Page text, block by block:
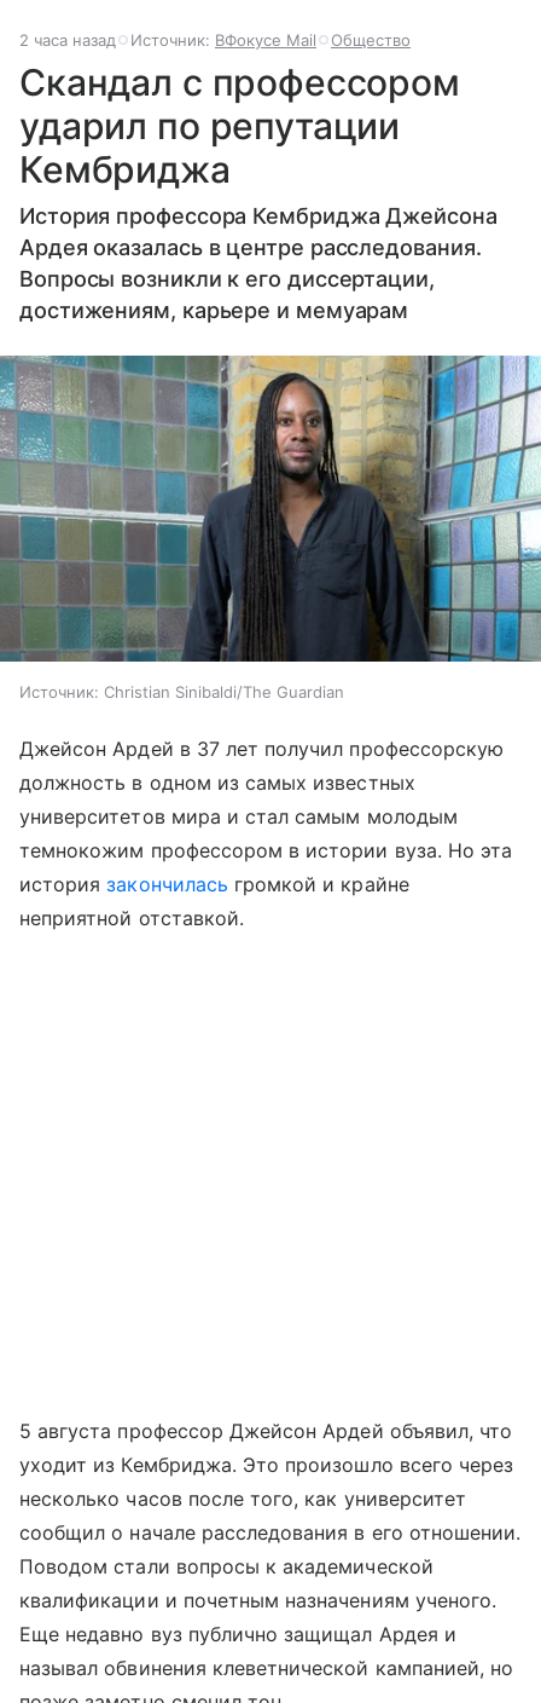
2 часа назад Источник: ВФокусе Mail Общество
Скандал с профессором
ударил по репутации
Кембриджа
История профессора Кембриджа Джейсона
Ардея оказалась в центре расследования.
Вопросы возникли к его диссертации,
достижениям, карьере и мемуарам
Источник: Christian Sinibaldi/The Guardian
Джейсон Ардей в 37 лет получил профессорскую
должность в одном из самых известных
университетов мира и стал самым молодым
темнокожим профессором в истории вуза. Но эта
историязакончилась громкой и крайне
неприятной отставкой.
5 августа профессор Джейсон Ардей объявил, что
уходит из Кембриджа. Это произошло всего через
несколько часов после того, как университет
сообщил о начале расследования в его отношении.
Поводом стали вопросы к академической
квалификации и почетным назначениям ученого.
Еще недавно вуз публично защищал Ардея и
называл обвинения клеветнической кампанией, но